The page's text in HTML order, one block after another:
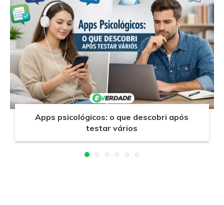
Apps psicológicos: o que descobri após
testar vários